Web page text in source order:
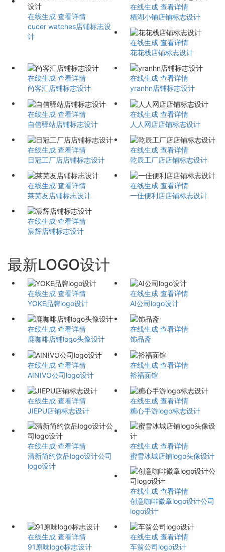
在线生成 查看详情
cucer watches店铺标志设
计
在线生成 查看详情
栖湖小铺店铺标志设计
在线生成 查看详情
花花栈店铺标志设计
在线生成 查看详情
尚客汇店铺标志设计
在线生成 查看详情
yranhn店铺标志设计
在线生成 查看详情
自信驿站店铺标志设计
在线生成 查看详情
人人网店店铺标志设计
在线生成 查看详情
日冠工厂店店铺标志设计
在线生成 查看详情
乾辰工厂店店铺标志设计
在线生成 查看详情
莱芜友店铺标志设计
在线生成 查看详情
一佳便利店店铺标志设计
在线生成 查看详情
宸辉店铺标志设计
最新LOGO设计
在线生成 查看详情
YOKE品牌logo设计
在线生成 查看详情
AI公司logo设计
在线生成 查看详情
鹿咖啡店铺logo头像设计
在线生成 查看详情
饰品斋
在线生成 查看详情
AINIVO公司logo设计
在线生成 查看详情
裕福面馆
在线生成 查看详情
JIEPU店铺标志设计
在线生成 查看详情
糖心手游logo标志设计
在线生成 查看详情
清新简约饮品logo设计公司
logo设计
在线生成 查看详情
蜜雪冰城店铺logo头像设计
在线生成 查看详情
创意咖啡徽章logo设计公司
logo设计
在线生成 查看详情
91原味logo标志设计
在线生成 查看详情
车翁公司logo设计